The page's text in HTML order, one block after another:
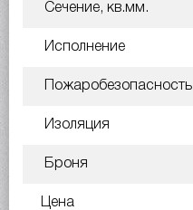
Сечение, кв.мм.
Исполнение
Пожаробезопасность
Изоляция
Броня
Цена